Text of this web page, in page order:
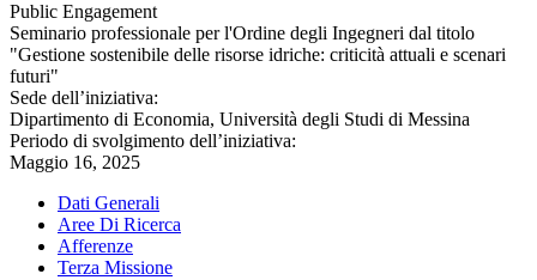
Public Engagement
Seminario professionale per l'Ordine degli Ingegneri dal titolo
"Gestione sostenibile delle risorse idriche: criticità attuali e scenari
futuri"
Sede dell’iniziativa:
Dipartimento di Economia, Università degli Studi di Messina
Periodo di svolgimento dell’iniziativa:
Maggio 16, 2025
Dati Generali
Aree Di Ricerca
Afferenze
Terza Missione